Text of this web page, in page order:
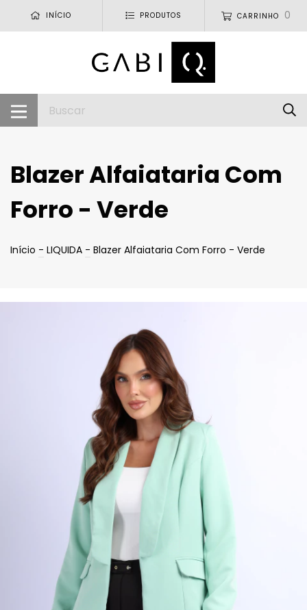
INÍCIO PRODUTOS CARRINHO 0
Blazer Alfaiataria Com
Forro - Verde
Início - LIQUIDA - Blazer Alfaiataria Com Forro - Verde